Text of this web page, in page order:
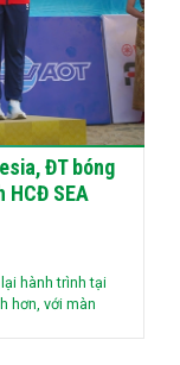
ĐT bóng
HCĐ SEA
hành trình tại
hơn, với màn